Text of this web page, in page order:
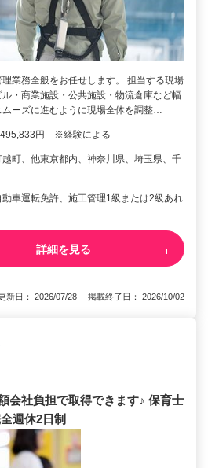
業務全般をお任せします。 担当する現場
・商業施設・公共施設・物流倉庫など幅
ムーズに進むように現場全体を調整…
495,833円 ※経験による
町、他東京都内、神奈川県、埼玉県、千
車運転免許、施工管理1級または2級あれ
詳細を見る
新日： 2026/07/28 掲載終了日： 2026/10/02
会社負担で取得できます♪ 保育士
週休2日制